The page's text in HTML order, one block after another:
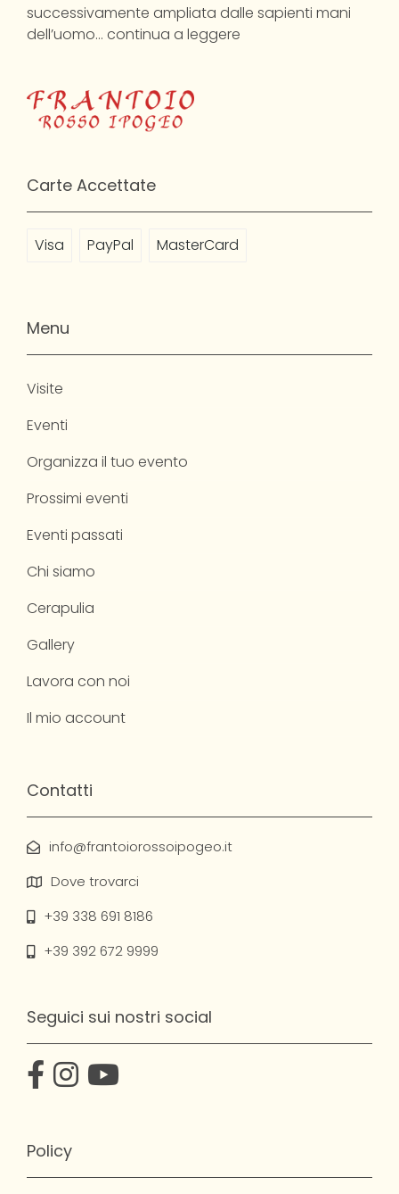
successivamente ampliata dalle sapienti mani
dell’uomo… continua a leggere
Carte Accettate
Visa PayPal MasterCard
Menu
Visite
Eventi
Organizza il tuo evento
Prossimi eventi
Eventi passati
Chi siamo
Cerapulia
Gallery
Lavora con noi
Il mio account
Contatti
info@frantoiorossoipogeo.it
Dove trovarci
+39 338 691 8186
+39 392 672 9999
Seguici sui nostri social
Policy